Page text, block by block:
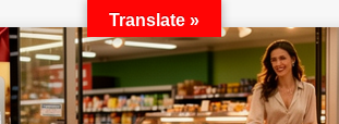
Translate »